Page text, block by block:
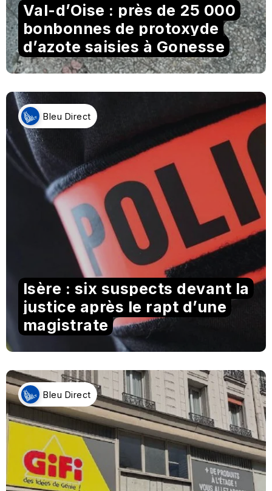
Val-d’Oise : près de 25 000
bonbonnes de protoxyde
d’azote saisies à Gonesse
Bleu Direct
Isère : six suspects devant la
justice après le rapt d’une
magistrate
Bleu Direct